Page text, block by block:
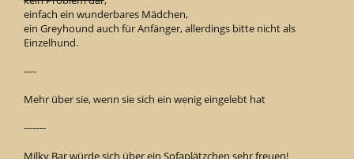
einfach ein wunderbares Mädchen,
ein Greyhound auch für Anfänger, allerdings bitte nicht als
Einzelhund.
----
Mehr über sie, wenn sie sich ein wenig eingelebt hat
-------